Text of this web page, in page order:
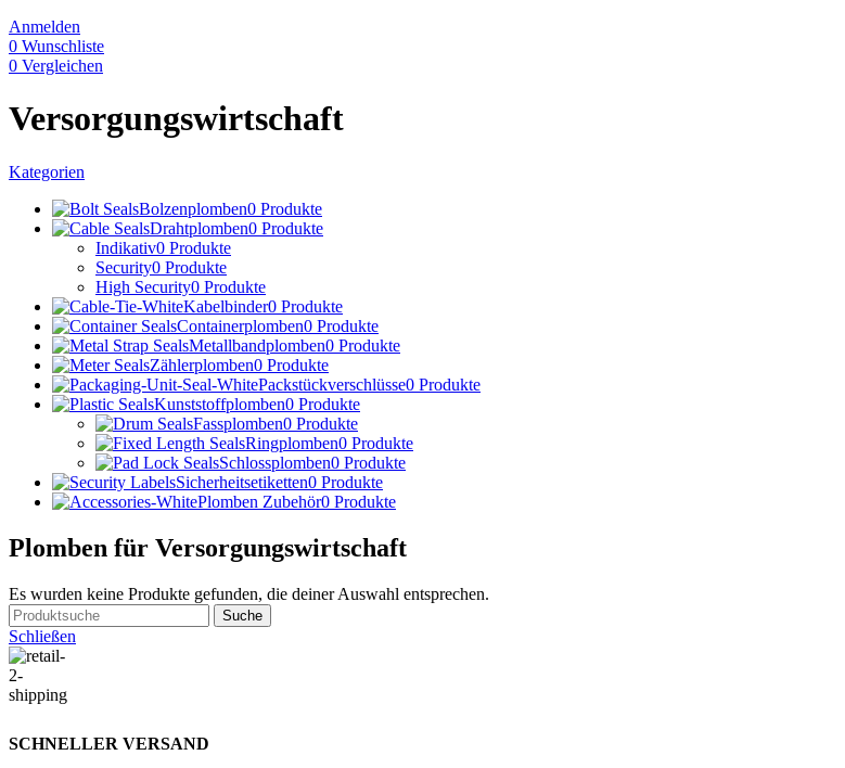
Anmelden
0 Wunschliste
0 Vergleichen
Versorgungswirtschaft
Kategorien
Bolzenplomben0 Produkte
Drahtplomben0 Produkte
Indikativ0 Produkte
Security0 Produkte
High Security0 Produkte
Kabelbinder0 Produkte
Containerplomben0 Produkte
Metallbandplomben0 Produkte
Zählerplomben0 Produkte
Packstückverschlüsse0 Produkte
Kunststoffplomben0 Produkte
Fassplomben0 Produkte
Ringplomben0 Produkte
Schlossplomben0 Produkte
Sicherheitsetiketten0 Produkte
Plomben Zubehör0 Produkte
Plomben für Versorgungswirtschaft
Es wurden keine Produkte gefunden, die deiner Auswahl entsprechen.
Suche
Schließen
SCHNELLER VERSAND